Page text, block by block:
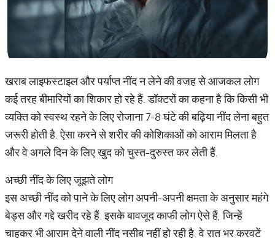
खराब लाइफस्टाइल और पर्याप्त नींद न लेने की वजह से आजकल लोग
कई तरह बीमारियों का शिकार हो रहे हैं. डॉक्टरों का कहना है कि किसी भी
व्यक्ति को स्वस्थ रहने के लिए रोजाना 7-8 घंटे की बढ़िया नींद लेना बहुत
जरूरी होती है. ऐसा करने से शरीर की कोशिकाओं को आराम मिलता है
और वे अगले दिन के लिए खुद को चुस्त-दुरुस्त कर लेती हैं.
अच्छी नींद के लिए जूझते लोग
इस अच्छी नींद को पाने के लिए लोग अपनी-अपनी क्षमता के अनुसार महंगे
बेड्स और गद्दे खरीद रहे हैं. इसके बावजूद काफी लोग ऐसे हैं, जिन्हें
चाहकर भी आराम देने वाली नींद नसीब नहीं हो रही है. वे रात भर करवटें